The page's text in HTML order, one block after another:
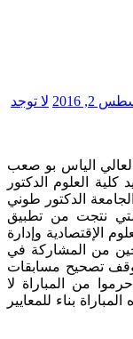
2, 2016
لا توجد
العلوم الدكتور
الدكتور طوني
نتجت من تطبيق
الإقتصادية وإدارة
من المشاركة في
تصحيح مسابقات
من المباراة لا
بناء للمعايير